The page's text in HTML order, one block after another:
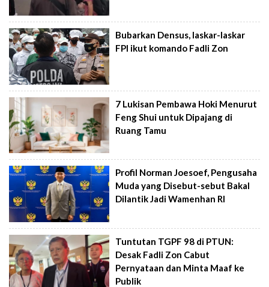
Bubarkan Densus, laskar-laskar
FPI ikut komando Fadli Zon
7 Lukisan Pembawa Hoki Menurut
Feng Shui untuk Dipajang di
Ruang Tamu
Profil Norman Joesoef, Pengusaha
Muda yang Disebut-sebut Bakal
Dilantik Jadi Wamenhan RI
Tuntutan TGPF 98 di PTUN:
Desak Fadli Zon Cabut
Pernyataan dan Minta Maaf ke
Publik